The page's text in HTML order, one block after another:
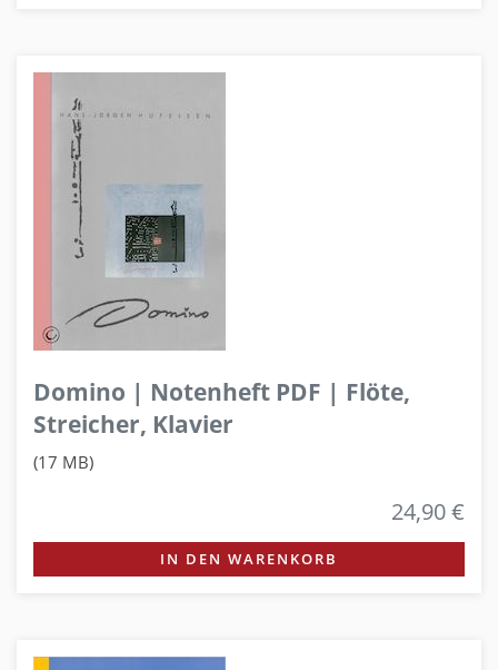
Domino | Notenheft PDF | Flöte,
Streicher, Klavier
(17 MB)
24,90 €
IN DEN WARENKORB